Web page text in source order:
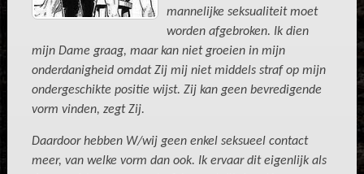
mannelijke seksualiteit moet
worden afgebroken. Ik dien
mijn Dame graag, maar kan niet groeien in mijn
onderdanigheid omdat Zij mij niet middels straf op mijn
ondergeschikte positie wijst. Zij kan geen bevredigende
vorm vinden, zegt Zij.
Daardoor hebben W/wij geen enkel seksueel contact
meer, van welke vorm dan ook. Ik ervaar dit eigenlijk als